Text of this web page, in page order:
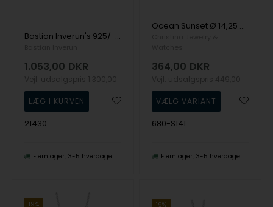
Bastian Inverun's 925/- Vedhæng blank, topas London Blue 1,2ct
1.053,00 DKR
21430
Fjernlager 3-5 hverdage
Ocean Sunset Ø 14,25 mmhalskæde fra Christina Jewelry i sterling sølv
364,00 DKR
680-S141
Fjernlager 3-5 hverdage
19% 19%